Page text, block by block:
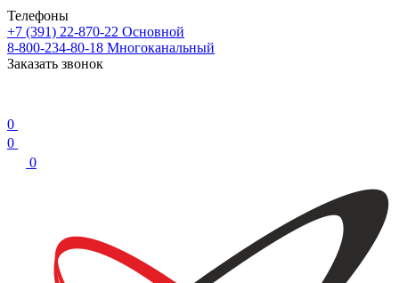
Телефоны
+7 (391) 22-870-22 Основной
8-800-234-80-18 Многоканальный
Заказать звонок
0
0
0